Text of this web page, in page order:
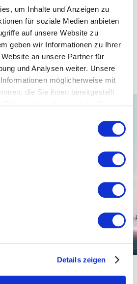
um Inhalte und Anzeigen zu
für soziale Medien anbieten
auf unsere Website zu
geben wir Informationen zu Ihrer
an unsere Partner für
und Analysen weiter. Unsere
möglicherweise mit
die Sie ihnen bereitgestellt
Details zeigen
in der Ukraine (Stand 25. März
...